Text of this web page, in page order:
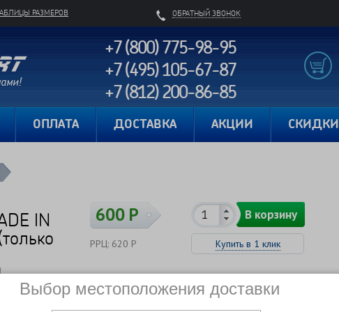
ОБРАТНЫЙ ЗВОНОК
РАЗМЕРОВ
+7 (800) 775-98-95
+7 (495) 105-67-87
+7 (812) 200-86-85
ОПЛАТА ДОСТАВКА АКЦИИ СКИДКИ
IN
600 Р
РРЦ: 620 Р
В корзину
Купить в 1 клик
Выбор местоположения доставки